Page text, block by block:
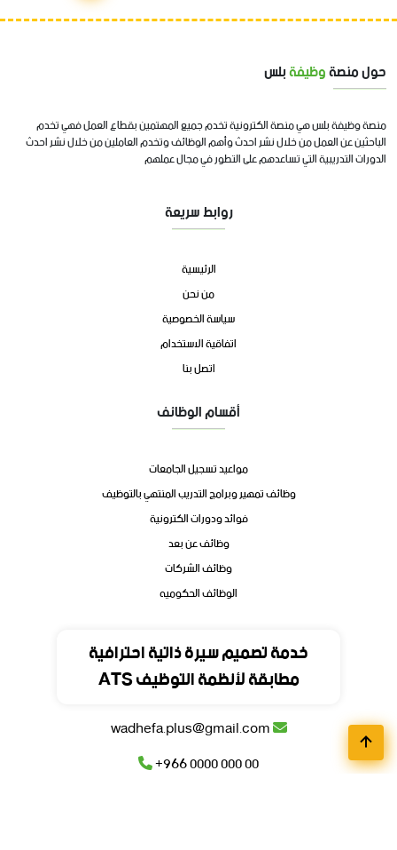
خدمة تصميم سيرة ذاتية احترافية
مطابقة لأنظمة التوظيف ATS
حول منصةوظيفةبلس
منصة وظيفة بلس هي منصة الكترونية تخدم جميع المهتمين بقطاع العمل فهي تخدم
الباحثين عن العمل من خلال نشر احدث وأهم الوظائف وتخدم العاملين من خلال نشر احدث
الدورات التدريبية التي تساعدهم على التطور في مجال عملهم
روابط سريعة
الرئيسية
من نحن
سياسة الخصوصية
اتفاقية الاستخدام
اتصل بنا
أقسام الوظائف
مواعيد تسجيل الجامعات
وظائف تمهير وبرامج التدريب المنتهي بالتوظيف
فوائد ودورات الكترونية
وظائف عن بعد
وظائف الشركات
الوظائف الحكوميه
المملكة العربية السعودية
+966 0000 000 00